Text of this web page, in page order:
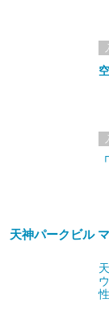
天神パークビル